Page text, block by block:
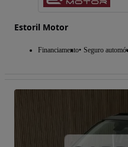
Estoril Motor
Financiamento Seguro